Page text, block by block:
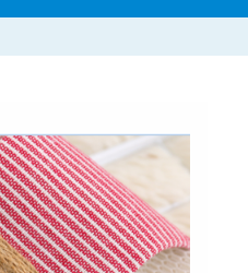
注册 登录 注册